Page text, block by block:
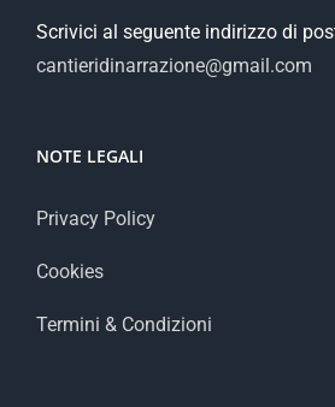
Scrivici al seguente indirizzo di
cantieridinarrazione@gmail.com
NOTE LEGALI
Privacy Policy
Cookies
Termini & Condizioni